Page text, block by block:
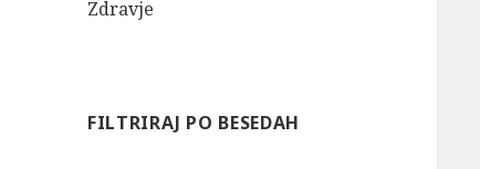
Zdravje
FILTRIRAJ PO BESEDAH